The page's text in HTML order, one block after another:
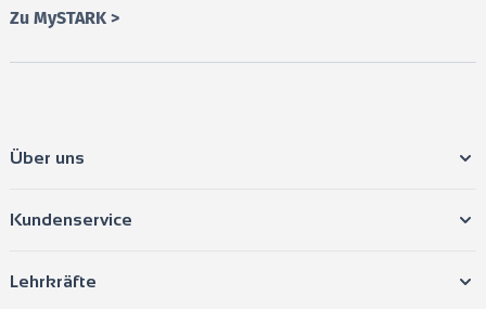
Zu MySTARK >
Über uns
Kundenservice
Lehrkräfte